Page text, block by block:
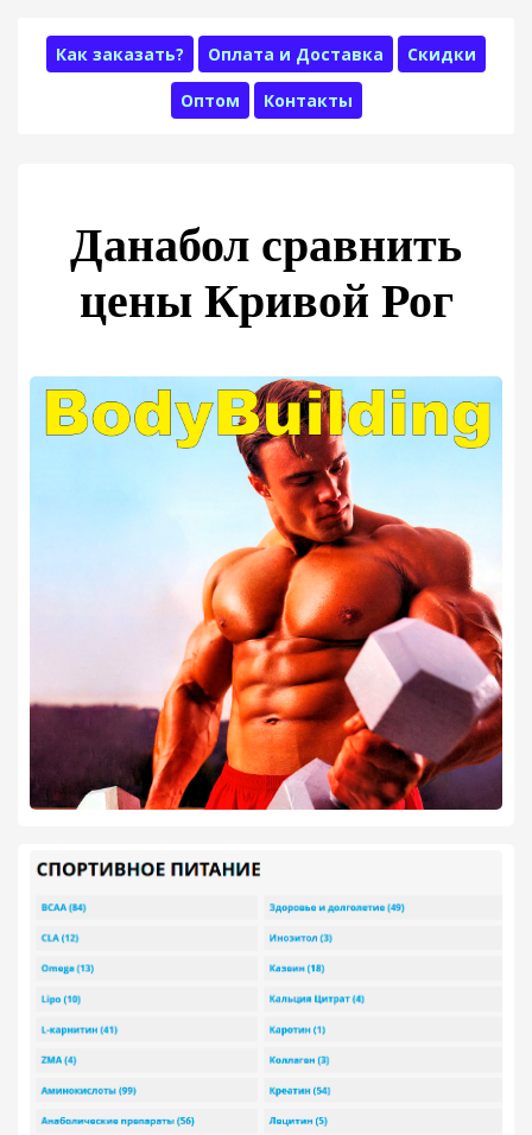
Как заказать? Оплата и Доставка Скидки
Оптом Контакты
Данабол сравнить
цены Кривой Рог